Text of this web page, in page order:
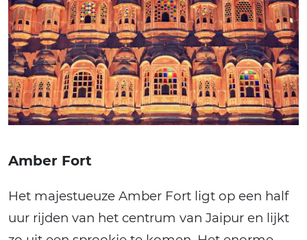
Amber Fort
Het majestueuze Amber Fort ligt op een half
uur rijden van het centrum van Jaipur en lijkt